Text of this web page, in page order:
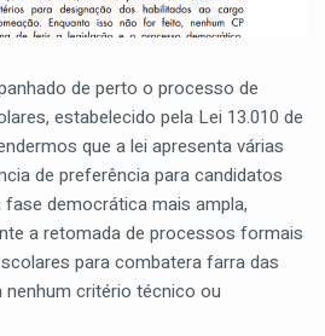
de perto o processo de
estabelecido pela Lei 13.010 de
que a lei apresenta várias
de preferência para candidatos
democrática mais ampla,
a retomada de processos formais
para combatera farra das
critério técnico ou